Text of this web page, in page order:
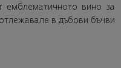
емблематичното вино за
в дъбови бъчви